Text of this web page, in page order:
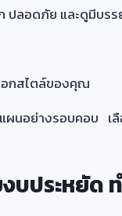
ปลอดภัย และดูมีบรร
อกสไตล์ของคุณ
ผนอย่างรอบคอ
ประหยัด